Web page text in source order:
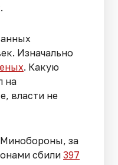
Изначально
. Какую
на
власти не
за
сбили 397